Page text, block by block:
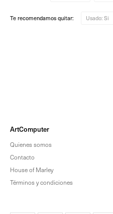
Te recomendamos quitar: Usado:Si
ArtComputer
Quienes somos
Contacto
House of Marley
Términos y condiciones